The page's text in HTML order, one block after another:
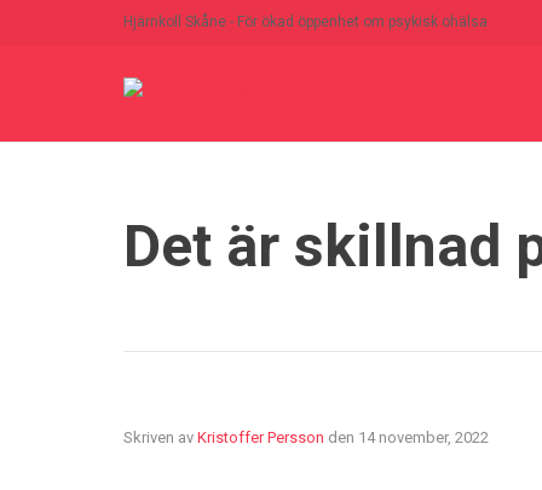
Hjärnkoll Skåne - För ökad öppenhet om psykisk ohälsa
Det är skillnad
Skriven av Kristoffer Persson den 14 november, 2022